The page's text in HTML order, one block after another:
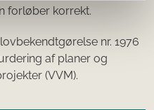
forløber korrekt.
nr. 1976
af planer og
(VVM).